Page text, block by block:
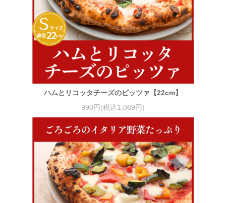
ハムとリコッタチーズのピッツァ【22cm】
990円(税込1,069円)